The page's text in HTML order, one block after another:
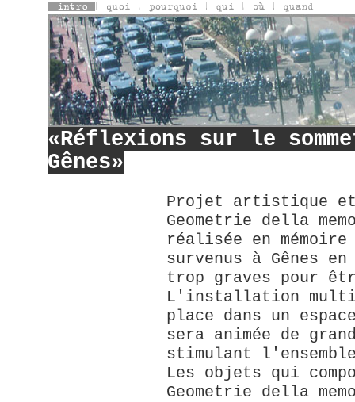
«Réflexions sur le
Gênes»
Projet artistique
Geometrie della
réalisée en
survenus à Gênes
trop graves pour
L'installation
place dans un
sera animée de
stimulant
Les objets qui
Geometrie della